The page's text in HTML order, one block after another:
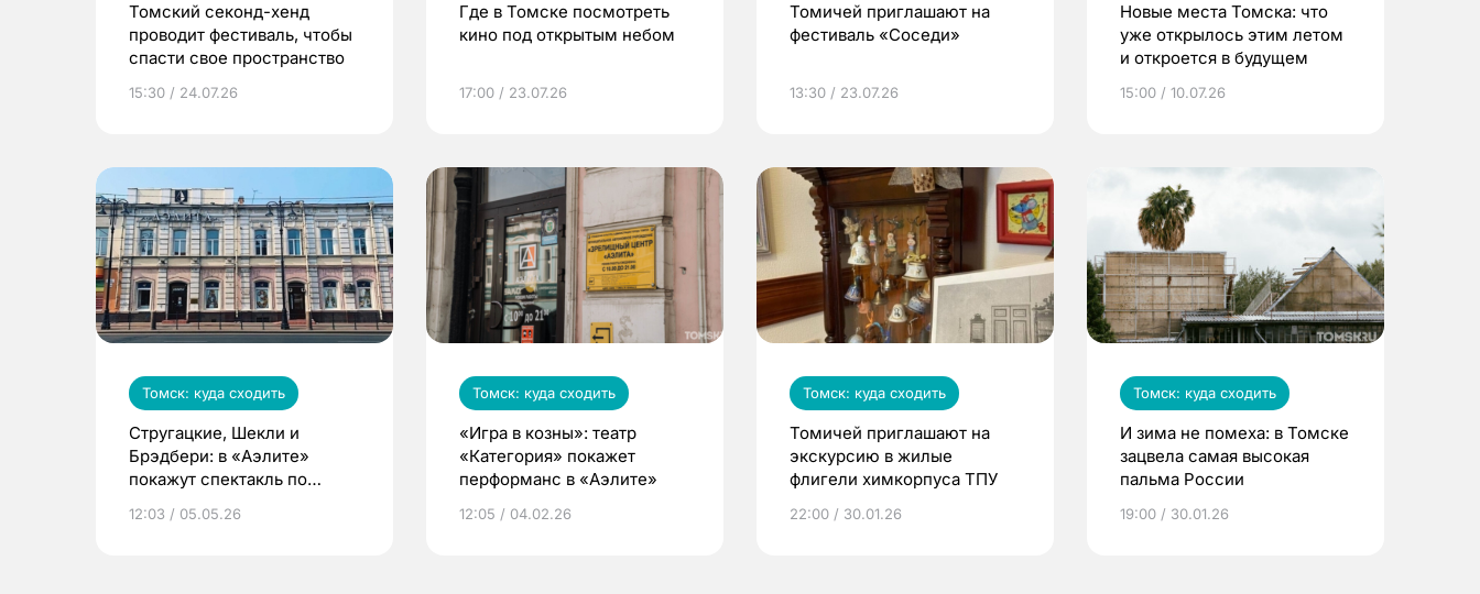
Томский секонд-хенд
проводит фестиваль, чтобы
спасти свое пространство
15:30 / 24.07.26
Где в Томске посмотреть
кино под открытым небом
17:00 / 23.07.26
Томичей приглашают на
фестиваль «Соседи»
13:30 / 23.07.26
Новые места Томска: что
уже открылось этим летом
и откроется в будущем
15:00 / 10.07.26
Томск: куда сходить
Стругацкие, Шекли и
Брэдбери: в «Аэлите»
покажут спектакль по
фантастов
12:03 / 05.05.26
Томск: куда сходить
«Игра в козны»: театр
«Категория» покажет
перформанс в «Аэлите»
12:05 / 04.02.26
Томск: куда сходить
Томичей приглашают на
экскурсию в жилые
флигели химкорпуса ТПУ
22:00 / 30.01.26
Томск: куда сходить
И зима не помеха: в Томске
зацвела самая высокая
пальма России
19:00 / 30.01.26